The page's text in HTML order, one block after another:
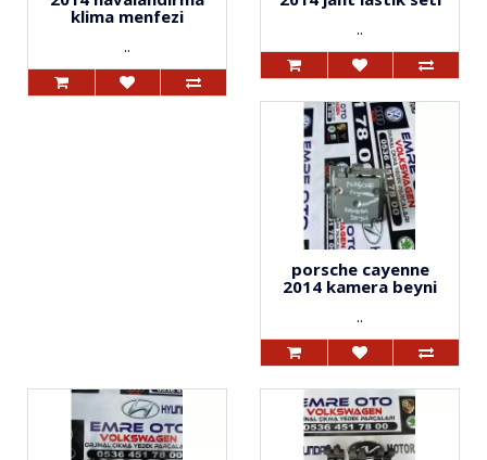
klima menfezi
..
..
porsche cayenne
2014 kamera beyni
..